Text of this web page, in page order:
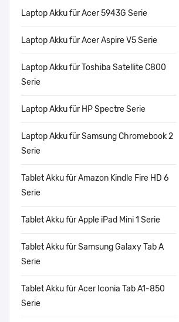
Laptop Akku für Acer 5943G Serie
Laptop Akku für Acer Aspire V5 Serie
Laptop Akku für Toshiba Satellite C800
Serie
Laptop Akku für HP Spectre Serie
Laptop Akku für Samsung Chromebook 2
Serie
Tablet Akku für Amazon Kindle Fire HD 6
Serie
Tablet Akku für Apple iPad Mini 1 Serie
Tablet Akku für Samsung Galaxy Tab A
Serie
Tablet Akku für Acer Iconia Tab A1-850
Serie